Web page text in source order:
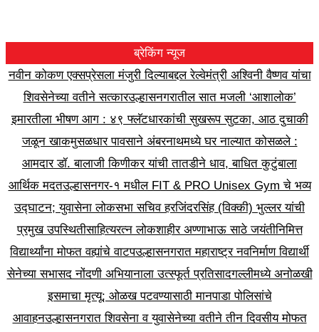
ब्रेकिंग न्यूज
नवीन कोकण एक्सप्रेसला मंजुरी दिल्याबद्दल रेल्वेमंत्री अश्विनी वैष्णव यांचा
शिवसेनेच्या वतीने सत्कारउल्हासनगरातील सात मजली ‘आशालोक’
इमारतीला भीषण आग : ४९ फ्लॅटधारकांची सुखरूप सुटका, आठ दुचाकी
जळून खाकमुसळधार पावसाने अंबरनाथमध्ये घर नाल्यात कोसळले :
आमदार डॉ. बालाजी किणीकर यांची तातडीने धाव, बाधित कुटुंबाला
आर्थिक मदतउल्हासनगर-१ मधील FIT & PRO Unisex Gym चे भव्य
उद्घाटन; युवासेना लोकसभा सचिव हरजिंदरसिंह (विक्की) भुल्लर यांची
प्रमुख उपस्थितीसाहित्यरत्न लोकशाहीर अण्णाभाऊ साठे जयंतीनिमित्त
विद्यार्थ्यांना मोफत वह्यांचे वाटपउल्हासनगरात महाराष्ट्र नवनिर्माण विद्यार्थी
सेनेच्या सभासद नोंदणी अभियानाला उत्स्फूर्त प्रतिसादगल्लीमध्ये अनोळखी
इसमाचा मृत्यू; ओळख पटवण्यासाठी मानपाडा पोलिसांचे
आवाहनउल्हासनगरात शिवसेना व युवासेनेच्या वतीने तीन दिवसीय मोफत